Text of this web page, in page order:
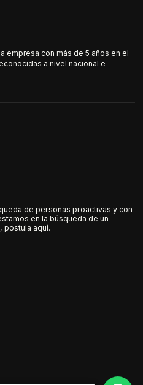
empresa con más de 5 años en el
a nivel nacional e
de personas proactivas y con
en la búsqueda de un
postula aquí.